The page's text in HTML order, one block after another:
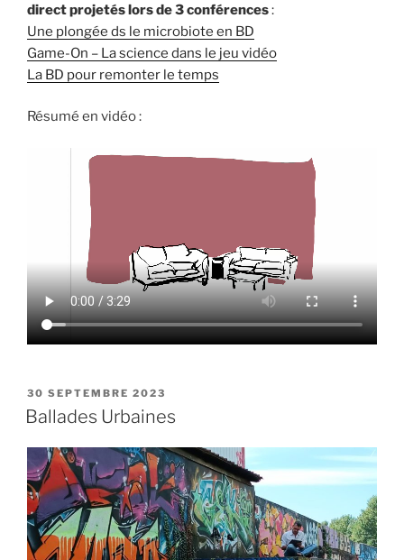
direct projetés lors de 3 conférences:
Une plongée ds le microbiote en BD
Game-On – La science dans le jeu vidéo
La BD pour remonter le temps
Résumé en vidéo :
PUBLIÉ
LE
30 SEPTEMBRE 2023
Ballades Urbaines